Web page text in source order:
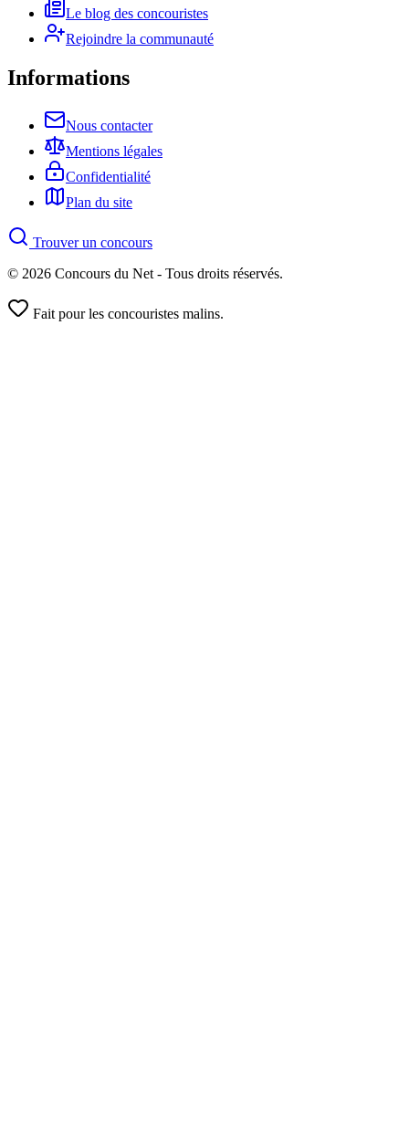
Le blog des concouristes
Rejoindre la communauté
Informations
Nous contacter
Mentions légales
Confidentialité
Plan du site
Trouver un concours
© 2026 Concours du Net - Tous droits réservés.
Fait pour les concouristes malins.